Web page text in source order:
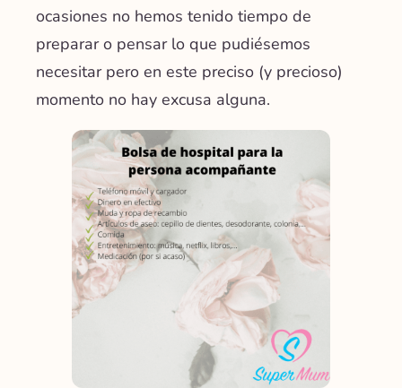
ocasiones no hemos tenido tiempo de
preparar o pensar lo que pudiésemos
necesitar pero en este preciso (y precioso)
momento no hay excusa alguna.